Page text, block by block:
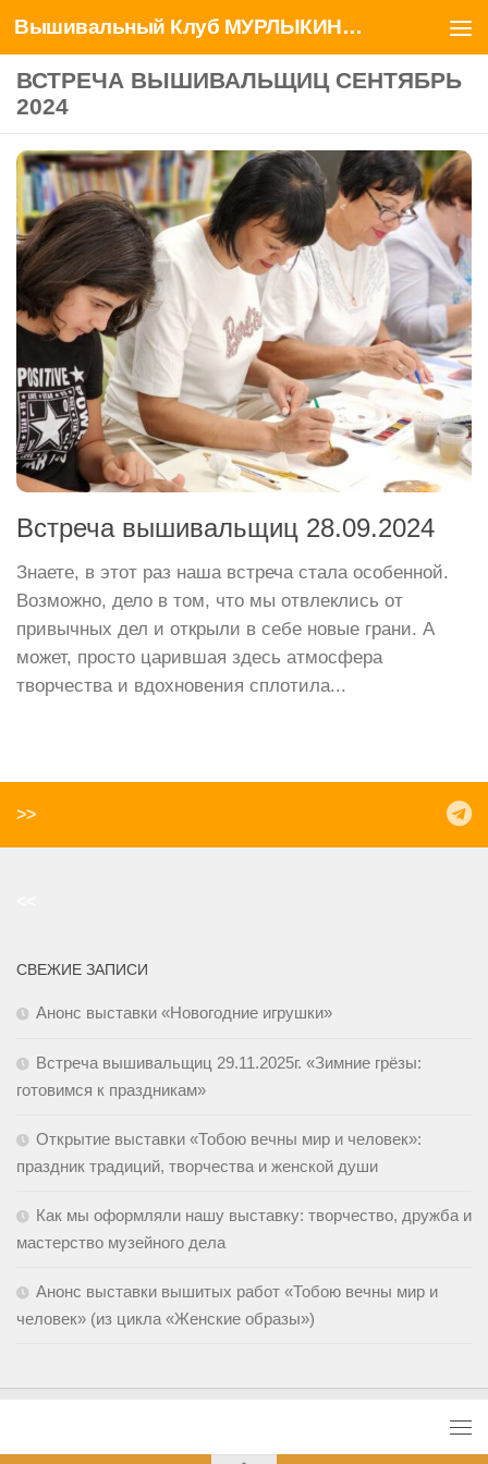
Перейти к содержимому Вышивальный Клуб МУРЛЫКИНЫ ЗАБАВЫ
ВСТРЕЧА ВЫШИВАЛЬЩИЦ СЕНТЯБРЬ
2024
Встреча вышивальщиц 28.09.2024
Знаете, в этот раз наша встреча стала особенной.
Возможно, дело в том, что мы отвлеклись от
привычных дел и открыли в себе новые грани. А
может, просто царившая здесь атмосфера
творчества и вдохновения сплотила...
>>
СВЕЖИЕ ЗАПИСИ
Анонс выставки «Новогодние игрушки»
Встреча вышивальщиц 29.11.2025г. «Зимние грёзы:
готовимся к праздникам»
Открытие выставки «Тобою вечны мир и человек»:
праздник традиций, творчества и женской души
Как мы оформляли нашу выставку: творчество, дружба и
мастерство музейного дела
Анонс выставки вышитых работ «Тобою вечны мир и
человек» (из цикла «Женские образы»)